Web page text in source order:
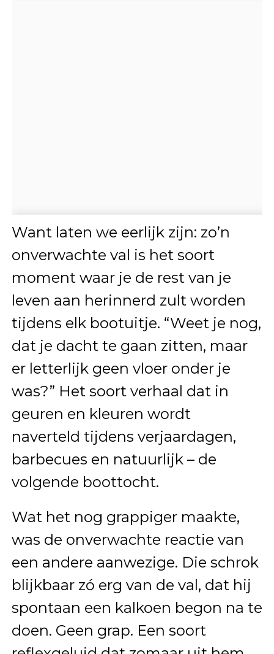
Want laten we eerlijk zijn: zo’n
onverwachte val is het soort
moment waar je de rest van je
leven aan herinnerd zult worden
tijdens elk bootuitje. “Weet je nog,
dat je dacht te gaan zitten, maar
er letterlijk geen vloer onder je
was?” Het soort verhaal dat in
geuren en kleuren wordt
naverteld tijdens verjaardagen,
barbecues en natuurlijk – de
volgende boottocht.
Wat het nog grappiger maakte,
was de onverwachte reactie van
een andere aanwezige. Die schrok
blijkbaar zó erg van de val, dat hij
spontaan een kalkoen begon na te
doen. Geen grap. Een soort